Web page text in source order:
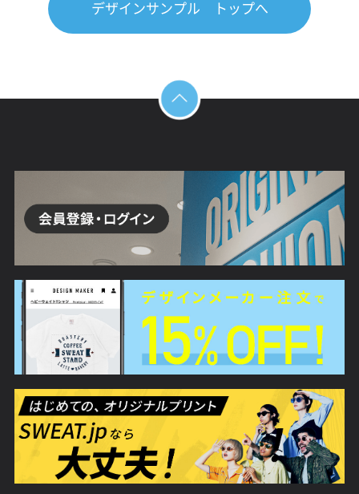
デザインサンプル トップへ